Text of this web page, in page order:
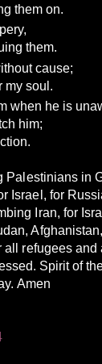
them on.
them.
cause;
my soul.
when he is
him;
Palestinians in
Israel, for
Iran, for
refugees and
Spirit of
Amen